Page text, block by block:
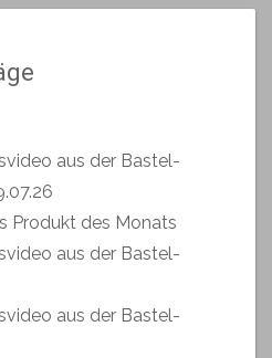
aus der Bastel-
Produkt des Monats
aus der Bastel-
aus der Bastel-